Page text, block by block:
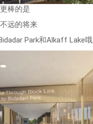
更棒的是
远的将来
Park和Alkaff Lake哦